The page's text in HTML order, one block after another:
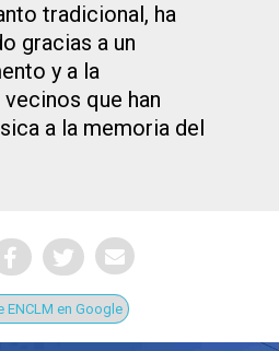
tradicional, ha
gracias a un
y a la
que han
a la memoria del
ENCLM en Google